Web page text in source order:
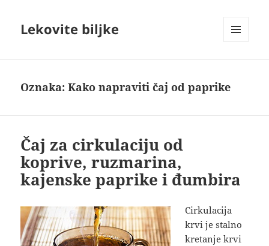
Lekovite biljke
Oznaka:Kako napraviti čaj od paprike
Čaj za cirkulaciju od
koprive, ruzmarina,
kajenske paprike i đumbira
Cirkulacija
krvi je stalno
kretanje krvi